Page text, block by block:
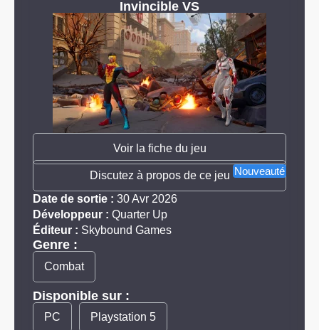
Invincible VS
Voir la fiche du jeu
Nouveauté
Discutez à propos de ce jeu
Date de sortie : 30 Avr 2026
Développeur : Quarter Up
Éditeur : Skybound Games
Genre :
Combat
Disponible sur :
PC Playstation 5